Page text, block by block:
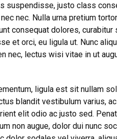
suspendisse, justo class
nec. Nulla urna pretium
consequat dolores,
et orci, eu ligula ut. Nunc
nec, lectus wisi vitae in ut
ligula est sit nullam
blandit vestibulum varius,
elit odio ac justo sed.
non augue, dolor dui nunc